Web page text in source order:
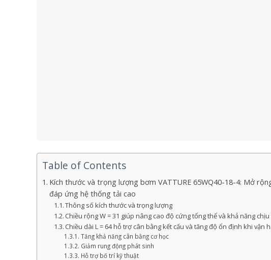
Table of Contents
Kích thước và trọng lượng bơm VATTURE 65WQ40-18-4: Mở
đáp ứng hệ thống tải cao
Thông số kích thước và trọng lượng
Chiều rộng W = 31 giúp nâng cao độ cứng tổng thể và khả năng
Chiều dài L = 64 hỗ trợ cân bằng kết cấu và tăng độ ổn định khi vận
Tăng khả năng cân bằng cơ học
Giảm rung động phát sinh
Hỗ trợ bố trí kỹ thuật